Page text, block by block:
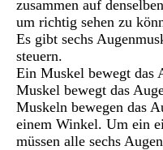
zusammen auf
um richtig sehen zu
Es gibt sechs
steuern.
Ein Muskel bewegt das
Muskel bewegt das
Muskeln bewegen das
einem Winkel. Um ein
müssen alle sechs